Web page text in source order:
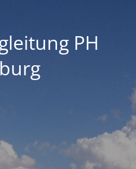
PH